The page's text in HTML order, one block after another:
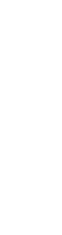
生女桑落的身份
出来，蓬头垢面
高中状元，却渴